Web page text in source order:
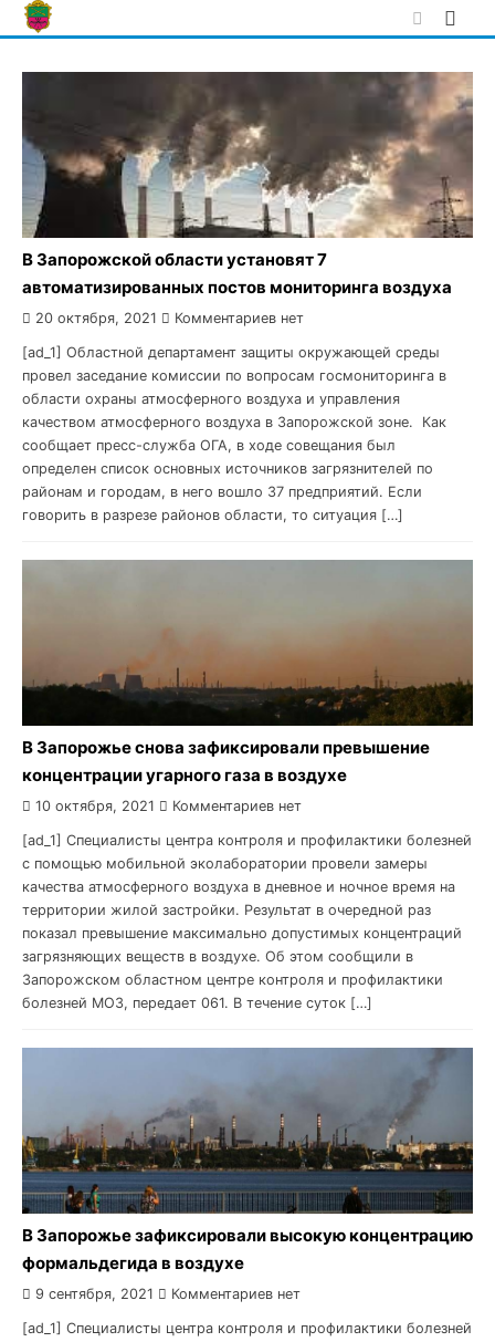
Skip
to
В Запорожской области установят 7
автоматизированных постов мониторинга воздуха
20 октября, 2021 Комментариев нет
[ad_1] Областной департамент защиты окружающей среды
провел заседание комиссии по вопросам госмониторинга в
области охраны атмосферного воздуха и управления
качеством атмосферного воздуха в Запорожской зоне. Как
сообщает пресс-служба ОГА, в ходе совещания был
определен список основных источников загрязнителей по
районам и городам, в него вошло 37 предприятий. Если
говорить в разрезе районов области, то ситуация […]
В Запорожье снова зафиксировали превышение
концентрации угарного газа в воздухе
10 октября, 2021 Комментариев нет
[ad_1] Специалисты центра контроля и профилактики болезней
с помощью мобильной эколаборатории провели замеры
качества атмосферного воздуха в дневное и ночное время на
территории жилой застройки. Результат в очередной раз
показал превышение максимально допустимых концентраций
загрязняющих веществ в воздухе. Об этом сообщили в
Запорожском областном центре контроля и профилактики
болезней МОЗ, передает 061. В течение суток […]
В Запорожье зафиксировали высокую концентрацию
формальдегида в воздухе
9 сентября, 2021 Комментариев нет
[ad_1] Специалисты центра контроля и профилактики болезней